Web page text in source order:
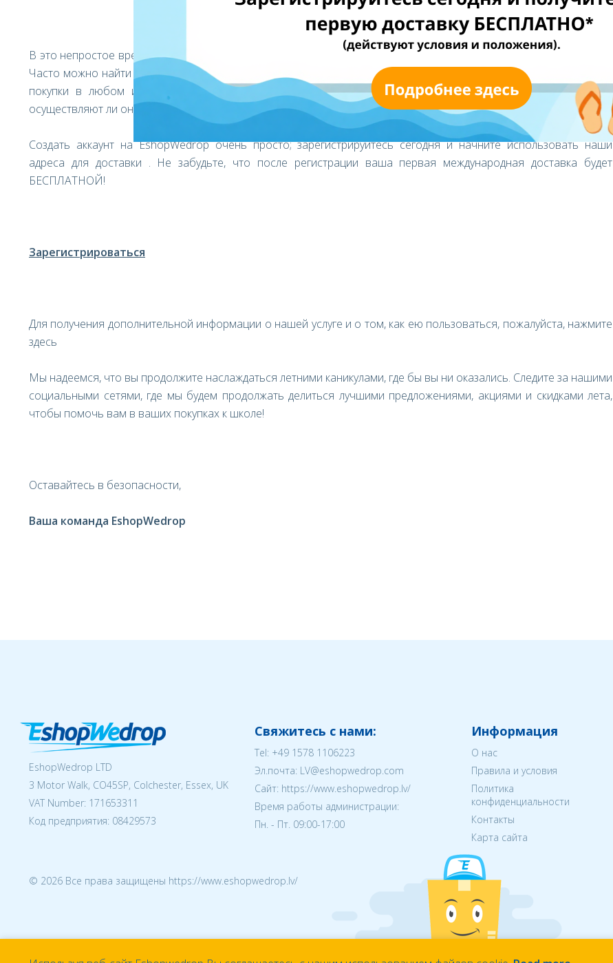
В это непростое время мы хорошо понимаем важность продуктов высокого качества по самым лучшим ценам.
Часто можно найти лучшие предложения, если делать покупки за рубежом. EshopWedrop позволяет вам делать
покупки в любом интернет-магазине в Великобритании, США или по всей Европе, независимо от того,
осуществляют ли они доставку в Латвию!
Создать аккаунт на EshopWedrop очень просто; зарегистрируйтесь сегодня и начните использовать наши
адреса для доставки . Не забудьте, что после регистрации ваша первая международная доставка будет
БЕСПЛАТНОЙ!
Зарегистрироваться
Для получения дополнительной информации о нашей услуге и о том, как ею пользоваться, пожалуйста, нажмите
здесь
Мы надеемся, что вы продолжите наслаждаться летними каникулами, где бы вы ни оказались. Следите за нашими
социальными сетями, где мы будем продолжать делиться лучшими предложениями, акциями и скидками лета,
чтобы помочь вам в ваших покупках к школе!
Оставайтесь в безопасности,
Ваша команда EshopWedrop
EshopWedrop LTD
3 Motor Walk, CO45SP, Colchester, Essex, UK
VAT Number: 171653311
Код предприятия: 08429573
Свяжитесь с нами:
Tel: +49 1578 1106223
Эл.почта: LV@eshopwedrop.com
Cайт: https://www.eshopwedrop.lv/
Время работы администрации:
Пн. - Пт. 09:00-17:00
Информация
О нас
Правила и условия
Политика
конфиденциальности
Контакты
Карта сайта
© 2026 Все права защищены https://www.eshopwedrop.lv/